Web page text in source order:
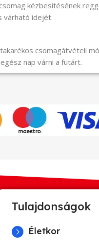
kézbesítésének
várható idejét.
csomagátvételi
nap várni a futárt.
Tulajdonságok
Életkor